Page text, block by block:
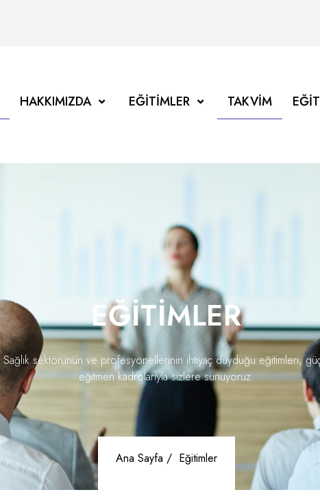
HAKKIMIZDA EĞITIMLER TAKVIM
EĞITIMLER
Sağlık sektörünün ve profesyonellerinin ihtiyaç duyduğu eğitimleri,
eğitmen kadrolarıyla sizlere sunuyoruz.
Ana Sayfa / Eğitimler